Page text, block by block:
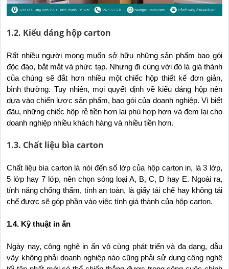
1.2. Kiểu dáng hộp carton
Rất nhiều người mong muốn sở hữu những sản phẩm bao gói
độc đáo, bắt mắt và phức tạp. Nhưng đi cùng với đó là giá thành
của chúng sẽ đắt hơn nhiều một chiếc hộp thiết kế đơn giản,
bình thường. Tuy nhiên, mọi quyết định về kiểu dáng hộp nên
dựa vào chiến lược sản phẩm, bao gói của doanh nghiệp. Vì biết
đâu, những chiếc hộp rẻ tiền hơn lại phù hợp hơn và đem lại cho
doanh nghiệp nhiều khách hàng và nhiều tiền hơn.
1.3. Chất liệu bìa carton
Chất liệu bìa carton là nói đến số lớp của hộp carton in, là 3 lớp,
5 lớp hay 7 lớp, nên chọn sóng loại A, B, C, D hay E. Ngoài ra,
tính năng chống thấm, tính an toàn, là giấy tái chế hay không tái
chế được sẽ góp phần vào việc tính giá thành của hộp carton.
1.4. Kỹ thuật in ấn
Ngày nay, công nghệ in ấn vô cùng phát triển và đa dạng, dẫu
vậy không phải doanh nghiệp nào cũng phải sử dụng công nghệ